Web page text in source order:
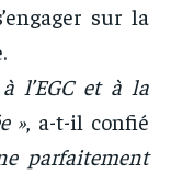
sur la
l’EGC et à la
» , a-t-il confié
parfaitement